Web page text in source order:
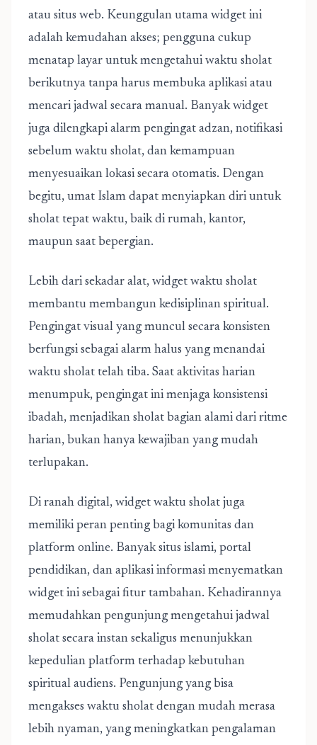
atau situs web. Keunggulan utama widget ini
adalah kemudahan akses; pengguna cukup
menatap layar untuk mengetahui waktu sholat
berikutnya tanpa harus membuka aplikasi atau
mencari jadwal secara manual. Banyak widget
juga dilengkapi alarm pengingat adzan, notifikasi
sebelum waktu sholat, dan kemampuan
menyesuaikan lokasi secara otomatis. Dengan
begitu, umat Islam dapat menyiapkan diri untuk
sholat tepat waktu, baik di rumah, kantor,
maupun saat bepergian.
Lebih dari sekadar alat, widget waktu sholat
membantu membangun kedisiplinan spiritual.
Pengingat visual yang muncul secara konsisten
berfungsi sebagai alarm halus yang menandai
waktu sholat telah tiba. Saat aktivitas harian
menumpuk, pengingat ini menjaga konsistensi
ibadah, menjadikan sholat bagian alami dari ritme
harian, bukan hanya kewajiban yang mudah
terlupakan.
Di ranah digital, widget waktu sholat juga
memiliki peran penting bagi komunitas dan
platform online. Banyak situs islami, portal
pendidikan, dan aplikasi informasi menyematkan
widget ini sebagai fitur tambahan. Kehadirannya
memudahkan pengunjung mengetahui jadwal
sholat secara instan sekaligus menunjukkan
kepedulian platform terhadap kebutuhan
spiritual audiens. Pengunjung yang bisa
mengakses waktu sholat dengan mudah merasa
lebih nyaman, yang meningkatkan pengalaman